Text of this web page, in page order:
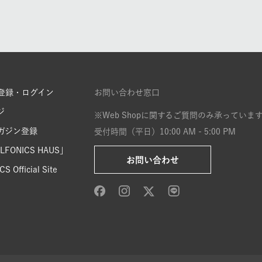
録・ログイン
ジン登録
HAUS」
Official Site
お問い合わせ窓口
※Web Shopに関するご質問のみ承っていま
受付時間（平日）10:00 AM - 5:00 PM
お問い合わせ